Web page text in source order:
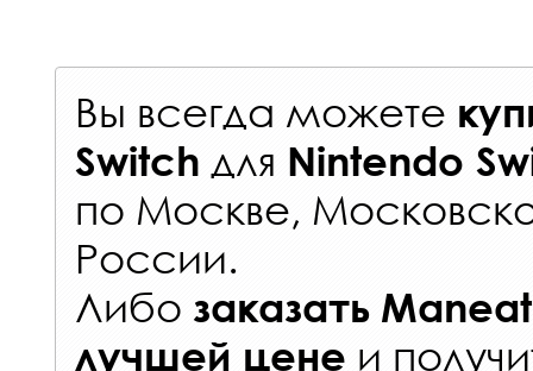
Вы всегда можете
Switch для Nintendo
по Москве,
России.
Либо заказать
лучшей цене и